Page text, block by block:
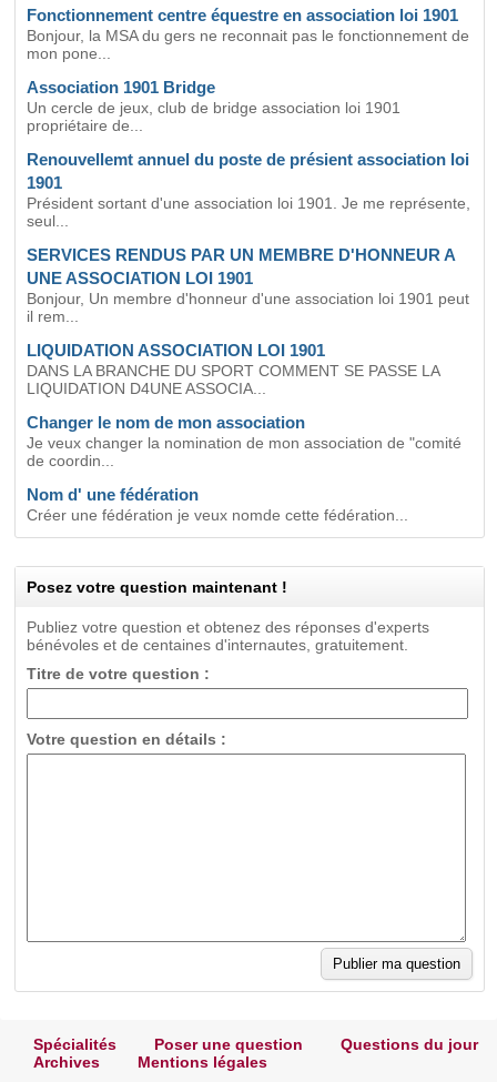
Fonctionnement centre équestre en association loi 1901
Bonjour, la MSA du gers ne reconnait pas le fonctionnement de
mon pone...
Association 1901 Bridge
Un cercle de jeux, club de bridge association loi 1901
propriétaire de...
Renouvellemt annuel du poste de présient association loi
1901
Président sortant d'une association loi 1901. Je me représente,
seul...
SERVICES RENDUS PAR UN MEMBRE D'HONNEUR A
UNE ASSOCIATION LOI 1901
Bonjour, Un membre d'honneur d'une association loi 1901 peut
il rem...
LIQUIDATION ASSOCIATION LOI 1901
DANS LA BRANCHE DU SPORT COMMENT SE PASSE LA
LIQUIDATION D4UNE ASSOCIA...
Changer le nom de mon association
Je veux changer la nomination de mon association de "comité
de coordin...
Nom d' une fédération
Créer une fédération je veux nomde cette fédération...
Posez votre question maintenant !
Publiez votre question et obtenez des réponses d'experts
bénévoles et de centaines d'internautes, gratuitement.
Titre de votre question :
Votre question en détails :
Spécialités Poser une question
Questions du jour
Archives
Mentions légales